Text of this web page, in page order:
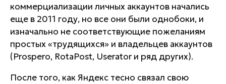
коммерциализации личных аккаунтов начались
еще в 2011 году, но все они были однобоки, и
изначально не соответствующие пожеланиям
простых «трудящихся» и владельцев аккаунтов
(Prospero, RotaPost, Userator и ряд других).
После того, как Яндекс тесно связал свою